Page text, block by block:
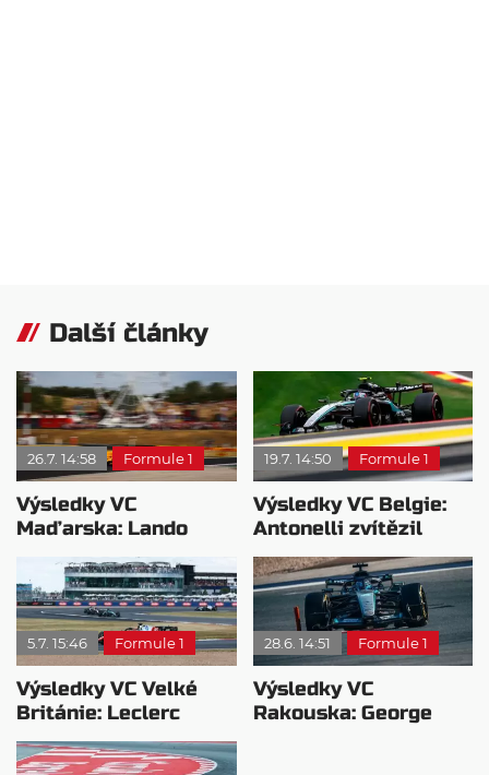
Další články
26.7. 14:58 Formule 1
Výsledky VC
Maďarska: Lando
Norris si podmanil
Hungaroring!
19.7. 14:50 Formule 1
Výsledky VC Belgie:
Antonelli zvítězil
těsně před Leclercem,
Russell bez bodů
5.7. 15:46 Formule 1
Výsledky VC Velké
Británie: Leclerc
zvítězil! Antonelli měl
technický problém
28.6. 14:51 Formule 1
Výsledky VC
Rakouska: George